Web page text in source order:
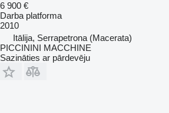
6 900 €
Darba platforma
2010
Itālija, Serrapetrona (Macerata)
PICCININI MACCHINE
Sazināties ar pārdevēju